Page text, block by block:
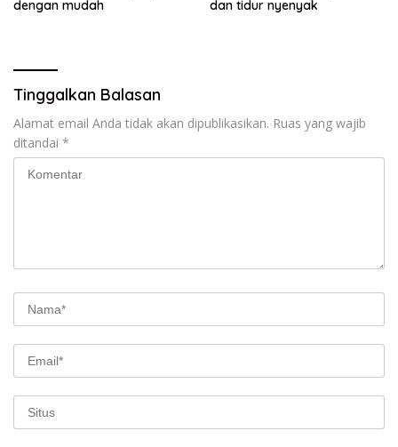
dengan mudah
dan tidur nyenyak
Tinggalkan Balasan
Alamat email Anda tidak akan dipublikasikan. Ruas yang wajib
ditandai *